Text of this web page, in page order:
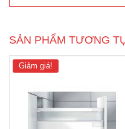
SẢN PHẨM TƯƠNG
Giảm giá!